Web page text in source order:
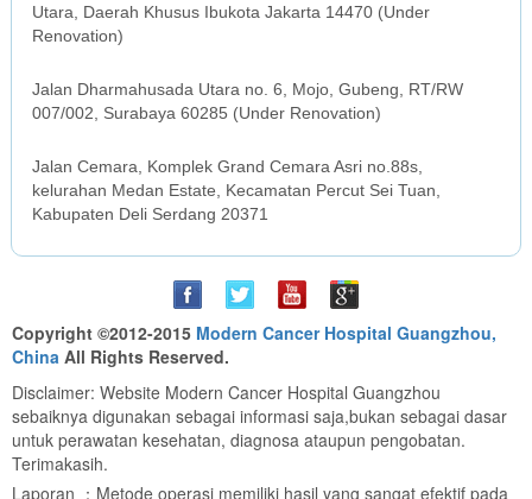
Utara, Daerah Khusus Ibukota Jakarta 14470 (Under
Renovation)
Jalan Dharmahusada Utara no. 6, Mojo, Gubeng, RT/RW
007/002, Surabaya 60285 (Under Renovation)
Jalan Cemara, Komplek Grand Cemara Asri no.88s,
kelurahan Medan Estate, Kecamatan Percut Sei Tuan,
Kabupaten Deli Serdang 20371
Copyright ©2012-2015 Modern Cancer Hospital Guangzhou,
China All Rights Reserved.
Disclaimer: Website Modern Cancer Hospital Guangzhou
sebaiknya digunakan sebagai informasi saja,bukan sebagai dasar
untuk perawatan kesehatan, diagnosa ataupun pengobatan.
Terimakasih.
Laporan ：Metode operasi memiliki hasil yang sangat efektif pada